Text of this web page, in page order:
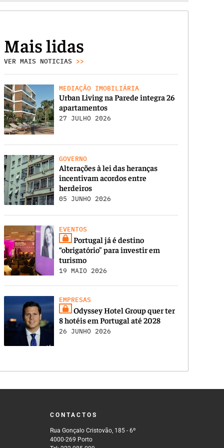
Mais lidas
VER MAIS NOTICIAS >>
MEDIAÇÃO IMOBILIÁRIA
Urban Living na Parede integra 26
apartamentos
27 JULHO 2026
GOVERNO
Alterações à lei das heranças
incentivam acordos entre
herdeiros
05 JUNHO 2026
EVENTOS
Portugal já é destino
“obrigatório” para investir em
turismo
19 MAIO 2026
EMPRESAS
Odyssey Hotel Group quer ter
8 hotéis em Portugal até 2028
26 JUNHO 2026
CONTACTOS
Rua Gonçalo Cristovão, 185 - 6º
4000-269 Porto